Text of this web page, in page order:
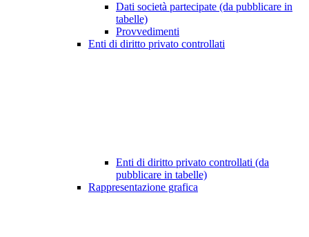
Dati società partecipate (da pubblicare in
tabelle)
Provvedimenti
Enti di diritto privato controllati
Enti di diritto privato controllati (da
pubblicare in tabelle)
Rappresentazione grafica